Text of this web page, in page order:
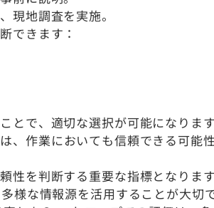
現地調査を実施。
できます：
とで、適切な選択が可能になります
は、作業においても信頼できる可能
性を判断する重要な指標となります
様な情報源を活用することが大切で